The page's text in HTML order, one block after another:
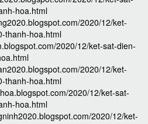
hoa.html
2020/12/ket-
thanh-hoa.html
2020/12/ket-sat-dien-
2020/12/ket-
thanh-hoa.html
2020/12/ket-sat-
hoa.html
2020/12/ket-